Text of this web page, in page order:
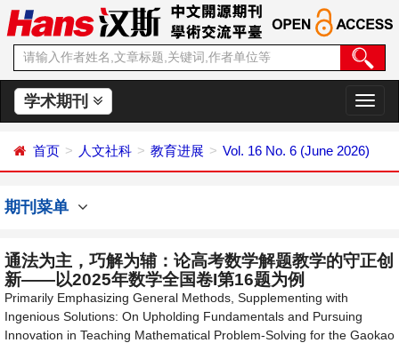
学术期刊
切
换
航
首页 人文社科 教育进展 Vol. 16 No. 6 (June 2026)
期刊菜单
通法为主，巧解为辅：论高考数学解题教学的守正创
新——以2025年数学全国卷I第16题为例
Primarily Emphasizing General Methods, Supplementing with
Ingenious Solutions: On Upholding Fundamentals and Pursuing
Innovation in Teaching Mathematical Problem-Solving for the Gaokao